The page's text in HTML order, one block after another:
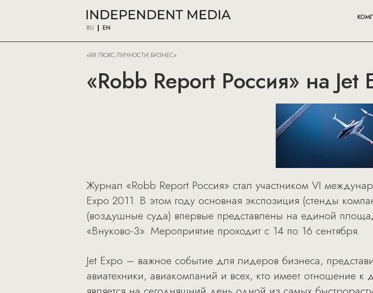
RU EN
«RR ЛЮКС.ЛИЧНОСТИ.БИЗНЕС»
«Robb Report Россия» на Jet
Журнал «Robb Report Россия» стал участником VI
Expo 2011. В этом году основная экспозиция (стенды
(воздушные суда) впервые представлены на единой
«Внуково-3». Мероприятие проходит с 14 по 16 сентября.
Jet Expo – важное событие для лидеров бизнеса,
авиатехники, авиакомпаний и всех, кто имеет отношение